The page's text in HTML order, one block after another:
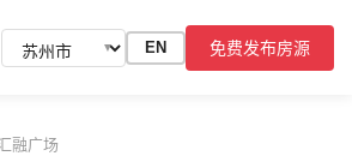
▼ EN 免费发布房源
融广场